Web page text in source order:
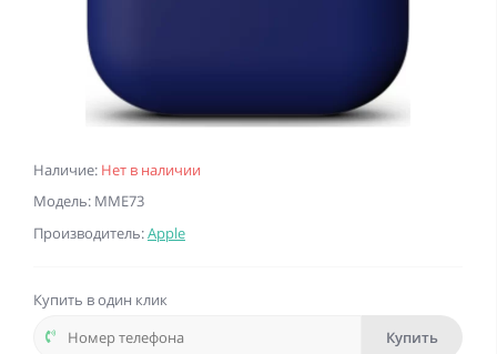
Наличие: Нет в наличии
Модель: MME73
Производитель:Apple
Купить в один клик
Купить